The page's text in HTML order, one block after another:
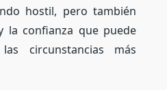
hostil, pero también
la confianza que puede
circunstancias más